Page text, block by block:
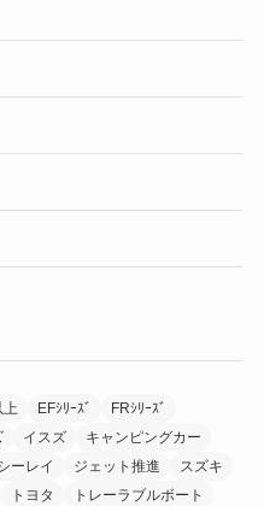
上 EFｼﾘｰｽﾞ
FRｼﾘｰｽﾞ
イスズ
キャンピングカー
ーレイ ジェット推進
スズキ
トヨタ
トレーラブルボート